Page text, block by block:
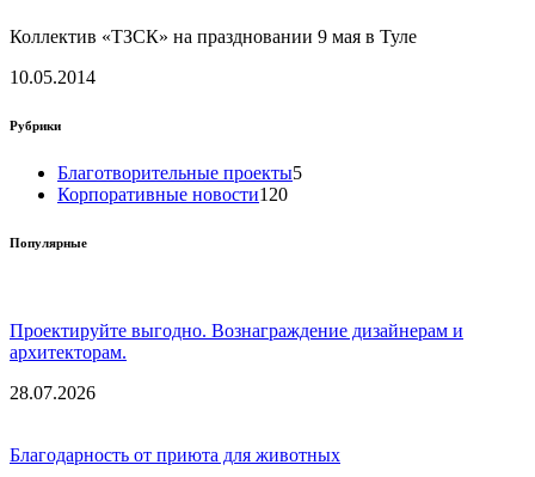
Коллектив «ТЗСК» на праздновании 9 мая в Туле
10.05.2014
Рубрики
Благотворительные проекты5
Корпоративные новости120
Популярные
Проектируйте выгодно. Вознаграждение дизайнерам и
архитекторам.
28.07.2026
Благодарность от приюта для животных